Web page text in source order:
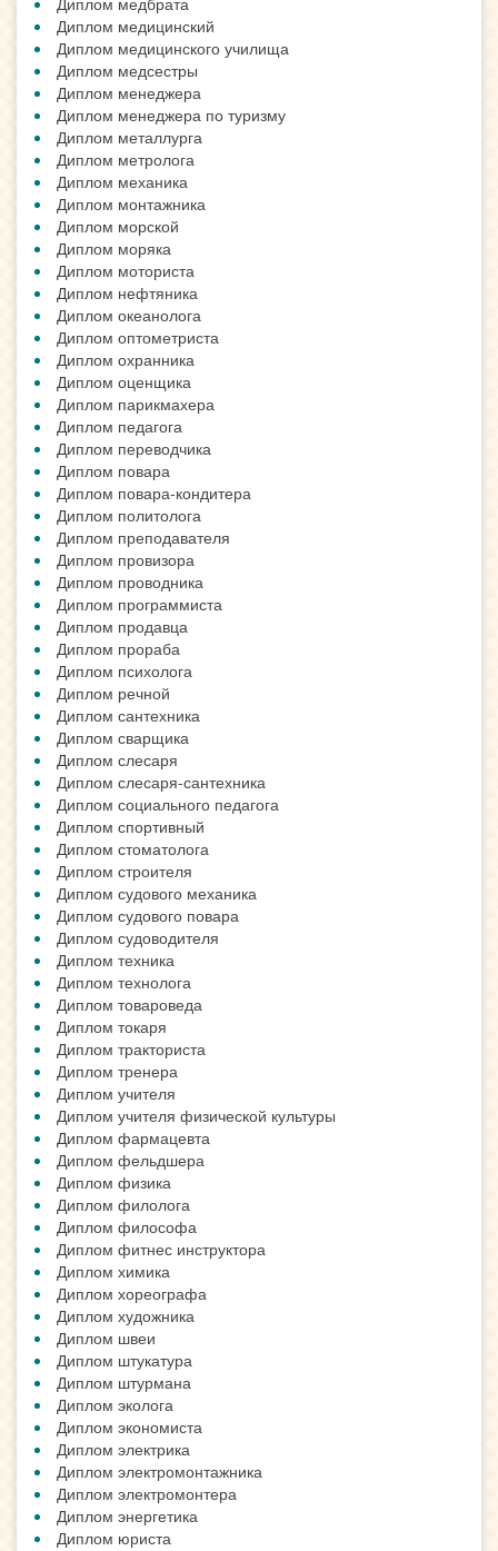
Диплом медицинский
Диплом медицинского училища
Диплом медсестры
Диплом менеджера
Диплом менеджера по туризму
Диплом металлурга
Диплом метролога
Диплом механика
Диплом монтажника
Диплом морской
Диплом моряка
Диплом моториста
Диплом нефтяника
Диплом океанолога
Диплом оптометриста
Диплом охранника
Диплом оценщика
Диплом парикмахера
Диплом педагога
Диплом переводчика
Диплом повара
Диплом повара-кондитера
Диплом политолога
Диплом преподавателя
Диплом провизора
Диплом проводника
Диплом программиста
Диплом продавца
Диплом прораба
Диплом психолога
Диплом речной
Диплом сантехника
Диплом сварщика
Диплом слесаря
Диплом слесаря-сантехника
Диплом социального педагога
Диплом спортивный
Диплом стоматолога
Диплом строителя
Диплом судового механика
Диплом судового повара
Диплом судоводителя
Диплом техника
Диплом технолога
Диплом товароведа
Диплом токаря
Диплом тракториста
Диплом тренера
Диплом учителя
Диплом учителя физической культуры
Диплом фармацевта
Диплом фельдшера
Диплом физика
Диплом филолога
Диплом философа
Диплом фитнес инструктора
Диплом химика
Диплом хореографа
Диплом художника
Диплом швеи
Диплом штукатура
Диплом штурмана
Диплом эколога
Диплом экономиста
Диплом электрика
Диплом электромонтажника
Диплом электромонтера
Диплом энергетика
Диплом юриста